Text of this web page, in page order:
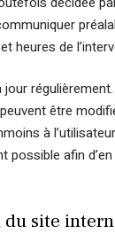
heures de
être
à
possible afin
du site